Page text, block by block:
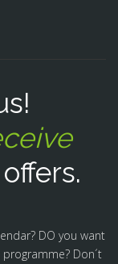
DO you want
Don´t